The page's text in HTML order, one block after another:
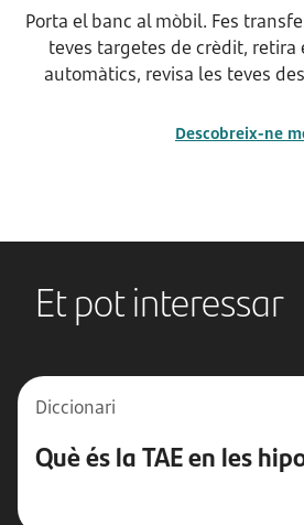
Porta el banc al mòbil. Fes
teves targetes de crèdit, retira
automàtics, revisa les teves
Descobreix-ne
Et pot interessar
Diccionari
Què és la TAE en les